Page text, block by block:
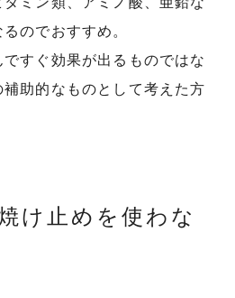
のでおすすめ。
すぐ効果が出るものではな
助的なものとして考えた方
け止めを使わな